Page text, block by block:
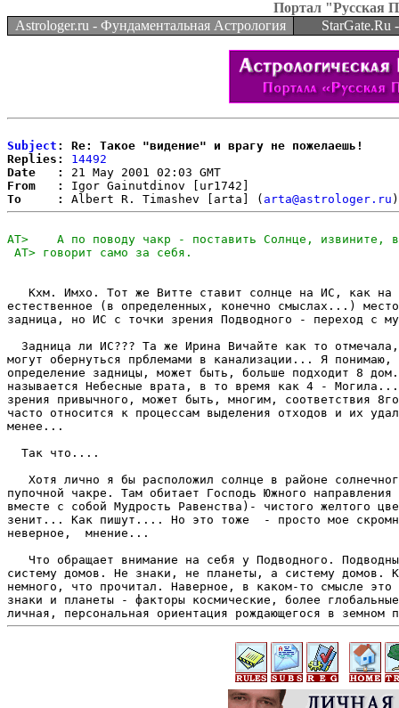
Портал "Русская
Astrologer.ru - Фундаментальная Астрология
StarGate.Ru
Subject : Re: Такое "видение" и врагу не пожелаешь!
Replies:
14492
Date   :
From   :
To     :
Albert R. Timashev [arta] ( arta@astrologer.ru
Кхм. Имхо. Тот же Витте ставит солнце на ИС, как на
естественное (в определенных, конечно смыслах...)
задница, но ИС с точки зрения Подводного - переход с
Задница ли ИС??? Та же Ирина Вичайте как то
могут обернуться прблемами в канализации... Я понимаю,
определение задницы, может быть, больше подходит 8
называется Небесные врата, в то время как 4 -
зрения привычного, может быть, многим, соответствия
часто относится к процессам выделения отходов и их
менее...
  Так что....
Хотя лично я бы расположил солнце в районе
пупочной чакре. Там обитает Господь Южного направления
вместе с собой Мудрость Равенства)- чистого желтого
зенит... Как пишут.... Но это тоже  - просто мое
неверное,  мнение...
Что обращает внимание на себя у Подводного.
систему домов. Не знаки, не планеты, а систему домов.
немного, что прочитал. Наверное, в каком-то смысле это
знаки и планеты - факторы космические, более